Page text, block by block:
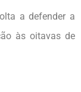
a defender a
às oitavas de